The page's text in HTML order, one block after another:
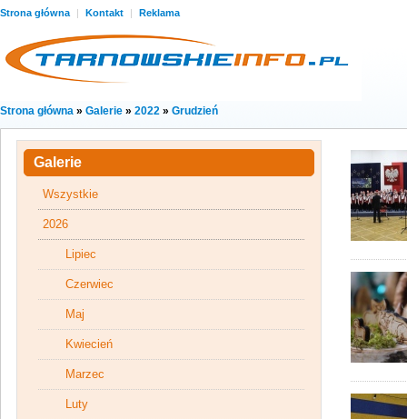
Strona główna | Kontakt | Reklama
Strona główna » Galerie » 2022 » Grudzień
Galerie
Wszystkie
2026
Lipiec
Czerwiec
Maj
Kwiecień
Marzec
Luty